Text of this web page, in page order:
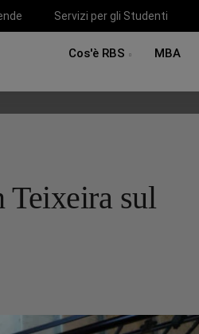
Servizi per gli Studenti
Cos'è RBS MBA
sul